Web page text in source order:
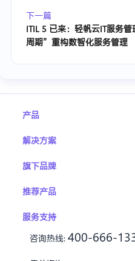
下一篇
ITIL 5 已来：轻帆云IT服务
周期”重构数智化服务管理
产品
解决方案
旗下品牌
推荐产品
服务支持
咨询热线: 400-666-